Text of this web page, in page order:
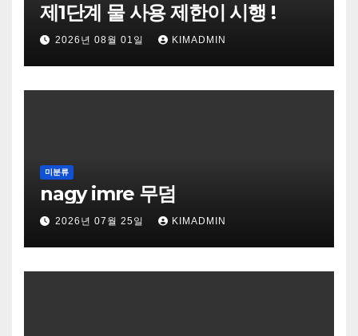
제1단계 물 사용 제한이 시행 !
2026년 08월 01일 KIMADMIN
미분류
nagy imre 무덤
2026년 07월 25일 KIMADMIN